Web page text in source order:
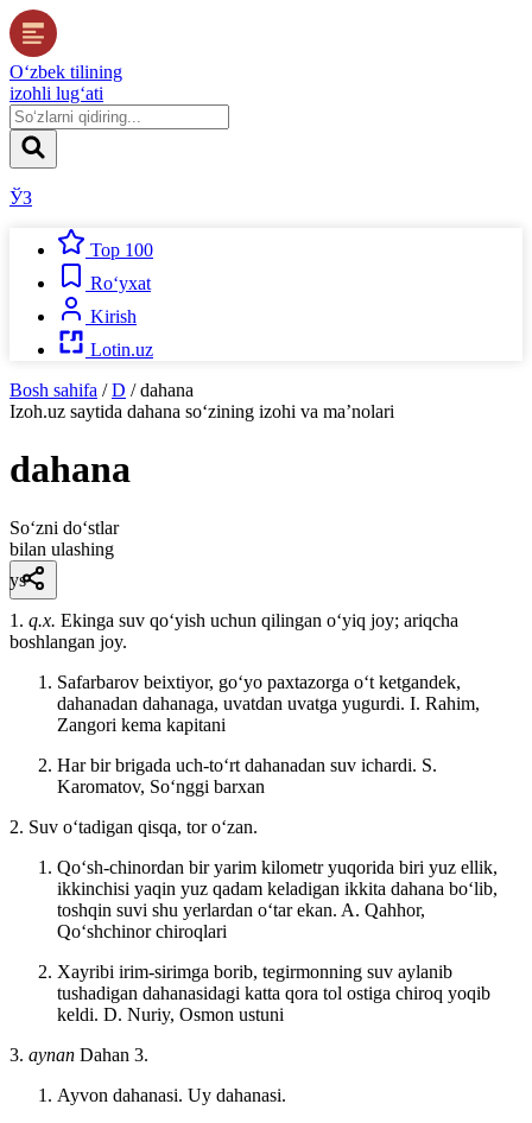
O‘zbek tilining
izohli lug‘ati
ЎЗ
Top 100
Ro‘yxat
Kirish
Lotin.uz
Bosh sahifa / D / dahana
Izoh.uz saytida dahana so‘zining izohi va ma’nolari
dahana
So‘zni do‘stlar
bilan ulashing
ys
1. q.x. Ekinga suv qoʻyish uchun qilingan oʻyiq joy; ariqcha
boshlangan joy.
Safarbarov beixtiyor, goʻyo paxtazorga oʻt ketgandek,
dahanadan dahanaga, uvatdan uvatga yugurdi. I. Rahim,
Zangori kema kapitani
Har bir brigada uch-toʻrt dahanadan suv ichardi. S.
Karomatov, Soʻnggi barxan
2. Suv oʻtadigan qisqa, tor oʻzan.
Qoʻsh-chinordan bir yarim kilometr yuqorida biri yuz ellik,
ikkinchisi yaqin yuz qadam keladigan ikkita dahana boʻlib,
toshqin suvi shu yerlardan oʻtar ekan. A. Qahhor,
Qoʻshchinor chiroqlari
Xayribi irim-sirimga borib, tegirmonning suv aylanib
tushadigan dahanasidagi katta qora tol ostiga chiroq yoqib
keldi. D. Nuriy, Osmon ustuni
3. aynan Dahan 3.
Ayvon dahanasi. Uy dahanasi.